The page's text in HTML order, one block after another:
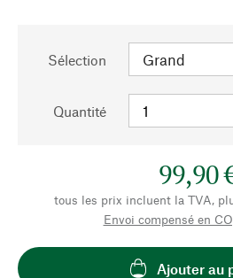
Sélection
Quantité
99,90
tous les prix incluent la TVA,
Envoi compensé en
Ajouter au